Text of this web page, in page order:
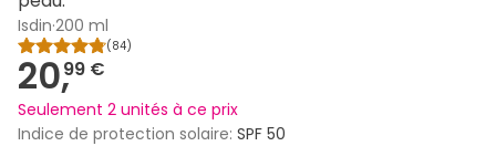
Isdin·200 ml
(84)
20,99 €
Seulement 2 unités à ce prix
Indice de protection solaire: SPF 50